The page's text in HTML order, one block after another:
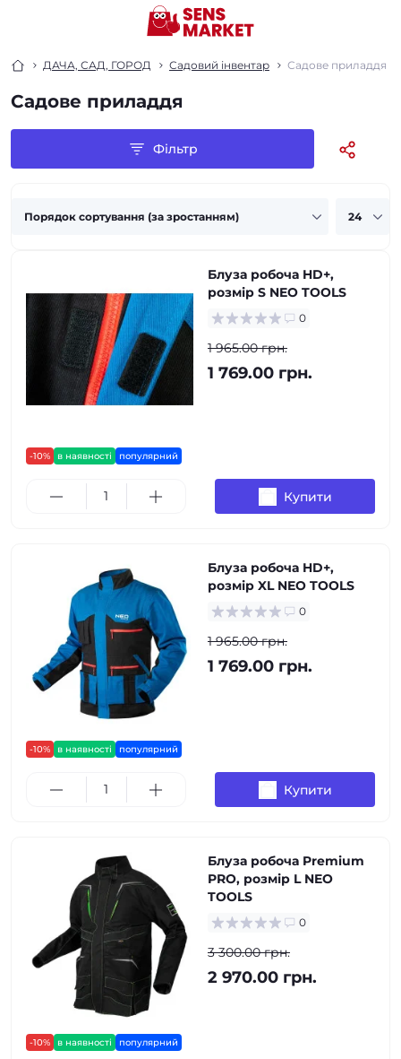
ДАЧА, САД, ГОРОД Садовий інвентар Садове приладдя
Садове приладдя
Фільтр
-10% в наявності популярний
Блуза робоча HD+,
розмір S NEO TOOLS
0
1 965.00 грн.
1 769.00 грн.
Купити
-10% в наявності популярний
Блуза робоча HD+,
розмір XL NEO TOOLS
0
1 965.00 грн.
1 769.00 грн.
Купити
-10% в наявності популярний
Блуза робоча Premium
PRO, розмір L NEO
TOOLS
0
3 300.00 грн.
2 970.00 грн.